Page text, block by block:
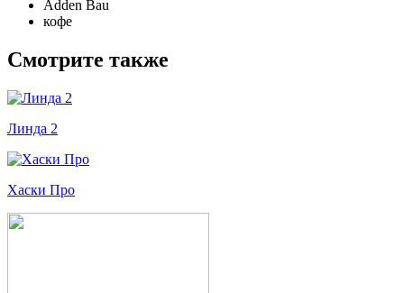
Adden Bau
кофе
Смотрите также
Линда 2
Хаски Про